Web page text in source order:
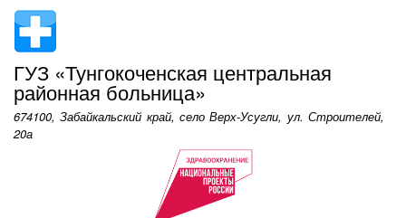
содержанию
ГУЗ «Тунгокоченская центральная
районная больница»
674100, Забайкальский край, село Верх-Усугли, ул. Строителей,
20а